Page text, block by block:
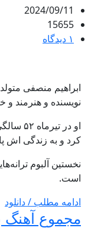
2024/09/11
15655
۱ دیدگاه
نویسنده و هنرمند و
کرد و به زندگی اش
نخستین آلبوم
است.
ادامه مطلب / دانلود
مجموع آهنگ